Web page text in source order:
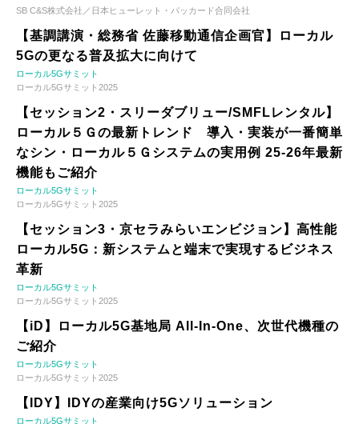
SB C&S株式会社／日本ヒューレット・パッカード合同会社
【基調講演・総務省 佐藤移動通信企画官】ローカル
5Gの更なる普及拡大に向けて
ローカル5Gサミット
ローカル5Gサミット2025
【セッション2・スリーダブリュー/SMFLレンタル】
ローカル５Ｇの最新トレンド 導入・実装が一番簡単
なシン・ローカル５Ｇシステムの実用例 25-26年最新
機能もご紹介
ローカル5Gサミット
ローカル5Gサミット2025
【セッション3・京セラみらいエンビジョン】高性能
ローカル5G：新システムと端末で実現するビジネス
革新
ローカル5Gサミット
ローカル5Gサミット2025
【iD】ローカル5G基地局 All-In-One、次世代機種の
ご紹介
ローカル5Gサミット
ローカル5Gサミット2025
【IDY】IDYの産業向け5Gソリューション
ローカル5Gサミット